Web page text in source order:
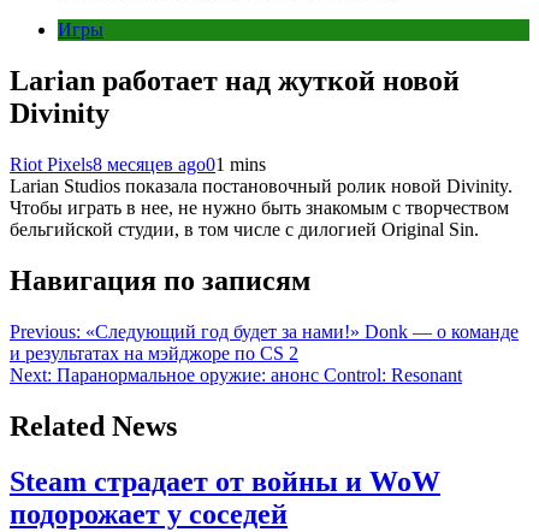
Игры
Larian работает над жуткой новой
Divinity
Riot Pixels8 месяцев ago01 mins
Larian Studios показала постановочный ролик новой Divinity.
Чтобы играть в нее, не нужно быть знакомым с творчеством
бельгийской студии, в том числе с дилогией Original Sin.
Навигация по записям
Previous: «Следующий год будет за нами!» Donk — о команде
и результатах на мэйджоре по CS 2
Next: Паранормальное оружие: анонс Control: Resonant
Related News
Steam страдает от войны и WoW
подорожает у соседей